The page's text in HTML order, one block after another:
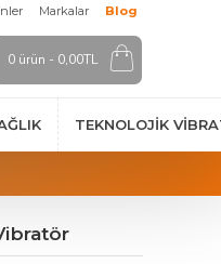
Markalar Blog
0 ürün - 0,00TL
TEKNOLOJIK